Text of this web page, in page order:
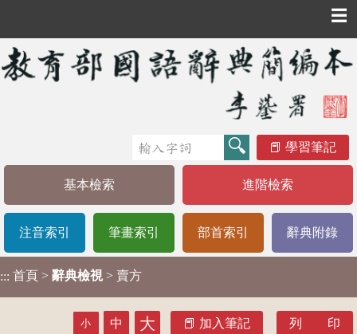
☰
學習筆記
基本檢索 進階檢索
注音索引 筆畫索引 部首索引 辭典附錄
::: 首頁 > 辭典檢視 > 賣方
小 中 大 加入筆記 列 印